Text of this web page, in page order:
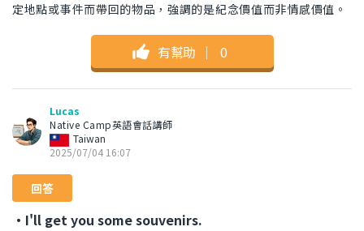
定地點或事件而帶回的物品，強調的是紀念價值而非情感價值。
有幫助 ｜ 0
Lucas
Native Camp英語會話講師
Taiwan
2025/07/04 16:07
回答
・I'll get you some souvenirs.